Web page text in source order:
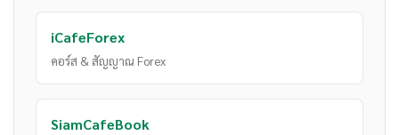
iCafeForex
คอร์ส & สัญญาณ Forex
SiamCafeBook